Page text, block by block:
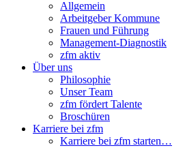
Allgemein
Arbeitgeber Kommune
Frauen und Führung
Management-Diagnostik
zfm aktiv
Über uns
Philosophie
Unser Team
zfm fördert Talente
Broschüren
Karriere bei zfm
Karriere bei zfm starten…